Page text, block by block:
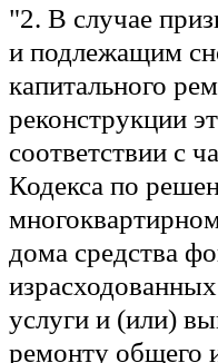
"2. В случае
и подлежащим
капитального
реконструкции
соответствии с
Кодекса по
дома средства
услуги и (или)
ремонту общего